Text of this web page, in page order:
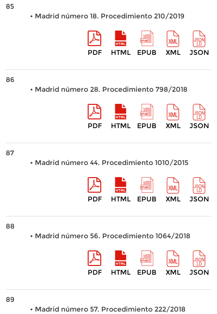
85
• Madrid número 18. Procedimiento 210/2019
PDF HTML EPUB XML JSON
86
• Madrid número 28. Procedimiento 798/2018
PDF HTML EPUB XML JSON
87
• Madrid número 44. Procedimiento 1010/2015
PDF HTML EPUB XML JSON
88
• Madrid número 56. Procedimiento 1064/2018
PDF HTML EPUB XML JSON
89
• Madrid número 57. Procedimiento 222/2018